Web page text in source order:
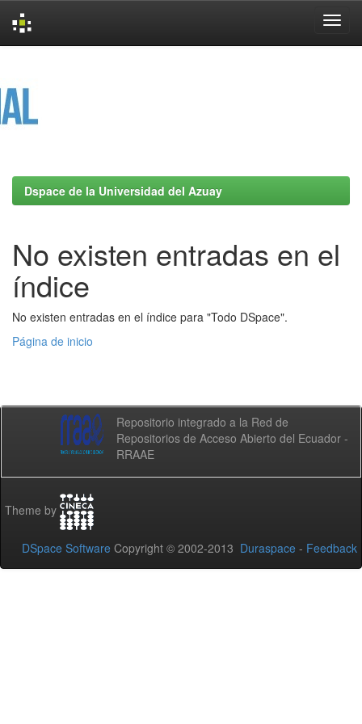
Dspace de la Universidad del Azuay
No existen entradas en el
índice
No existen entradas en el índice para "Todo DSpace".
Página de inicio
Repositorio integrado a la Red de
Repositorios de Acceso Abierto del Ecuador -
RRAAE
Theme by
DSpace Software Copyright © 2002-2013 Duraspace - Feedback